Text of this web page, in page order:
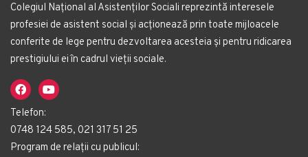
Colegiul Național al Asistenților Sociali reprezintă interesele
profesiei de asistent social și acționează prin toate mijloacele
conferite de lege pentru dezvoltarea acesteia și pentru ridicarea
prestigiului ei în cadrul vieții sociale.
Telefon:
0748 124 585, 021 317 51 25
Program de relații cu publicul: